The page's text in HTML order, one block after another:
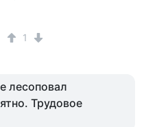
1
лесоповал
Трудовое